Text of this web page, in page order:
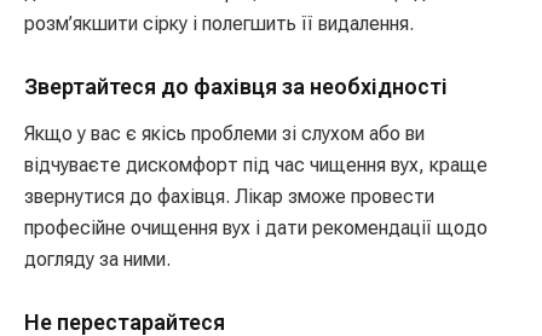
розм’якшити сірку і полегшить її видалення.
Звертайтеся до фахівця за необхідності
Якщо у вас є якісь проблеми зі слухом або ви
відчуваєте дискомфорт під час чищення вух, краще
звернутися до фахівця. Лікар зможе провести
професійне очищення вух і дати рекомендації щодо
догляду за ними.
Не перестарайтеся